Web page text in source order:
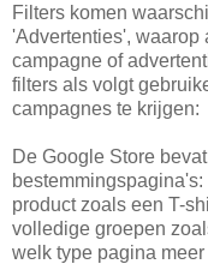
Filters komen
'Advertenties', waarop
campagne of
filters als volgt
campagnes te krijgen:
De Google Store
product zoals een T-
volledige groepen
welk type pagina